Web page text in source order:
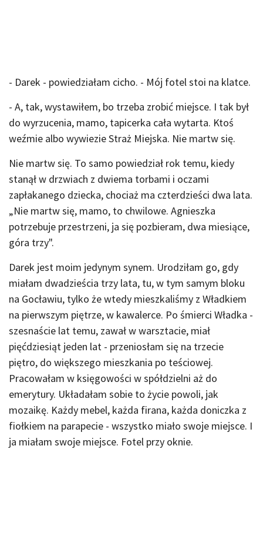
- Darek - powiedziałam cicho. - Mój fotel stoi na klatce.
- A, tak, wystawiłem, bo trzeba zrobić miejsce. I tak był
do wyrzucenia, mamo, tapicerka cała wytarta. Ktoś
weźmie albo wywiezie Straż Miejska. Nie martw się.
Nie martw się. To samo powiedział rok temu, kiedy
stanął w drzwiach z dwiema torbami i oczami
zapłakanego dziecka, chociaż ma czterdzieści dwa lata.
„Nie martw się, mamo, to chwilowe. Agnieszka
potrzebuje przestrzeni, ja się pozbieram, dwa miesiące,
góra trzy".
Darek jest moim jedynym synem. Urodziłam go, gdy
miałam dwadzieścia trzy lata, tu, w tym samym bloku
na Gocławiu, tylko że wtedy mieszkaliśmy z Władkiem
na pierwszym piętrze, w kawalerce. Po śmierci Władka -
szesnaście lat temu, zawał w warsztacie, miał
pięćdziesiąt jeden lat - przeniosłam się na trzecie
piętro, do większego mieszkania po teściowej.
Pracowałam w księgowości w spółdzielni aż do
emerytury. Układałam sobie to życie powoli, jak
mozaikę. Każdy mebel, każda firana, każda doniczka z
fiołkiem na parapecie - wszystko miało swoje miejsce. I
ja miałam swoje miejsce. Fotel przy oknie.